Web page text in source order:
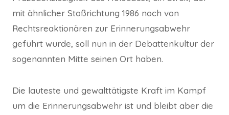
mit ähnlicher Stoßrichtung 1986 noch von
Rechtsreaktionären zur Erinnerungsabwehr
geführt wurde, soll nun in der Debattenkultur der
sogenannten Mitte seinen Ort haben.
Die lauteste und gewalttätigste Kraft im Kampf
um die Erinnerungsabwehr ist und bleibt aber die